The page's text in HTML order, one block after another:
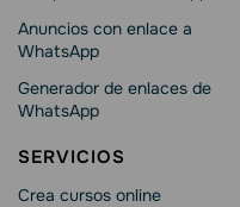
Anuncios con enlace a
WhatsApp
Generador de enlaces de
WhatsApp
SERVICIOS
Crea cursos online